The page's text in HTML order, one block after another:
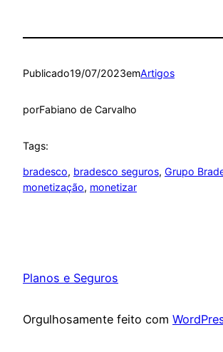
Publicado19/07/2023emArtigos
porFabiano de Carvalho
Tags:
bradesco, bradesco seguros, Grupo
monetização, monetizar
Planos e Seguros
Orgulhosamente feito com